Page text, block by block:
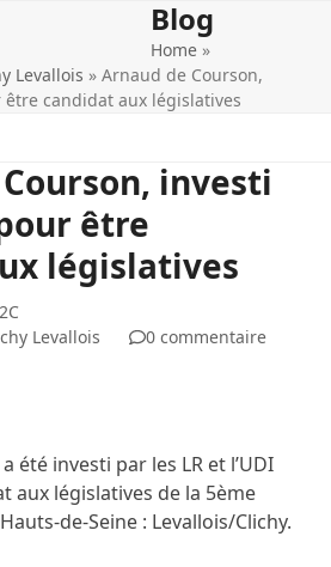
Blog
Home »
Levallois »Arnaud de Courson,
être candidat aux législatives
investi
être
législatives
Levallois
0 commentaire
été investi par les LR et l’UDI
aux législatives de la 5ème
de-Seine : Levallois/Clichy.